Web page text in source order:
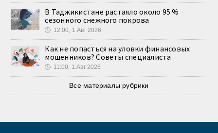
В Таджикистане растаяло около 95 %
сезонного снежного покрова
🕔 12:00, 1.Авг 2026
Как не попасться на уловки финансовых
мошенников? Советы специалиста
🕔 11:00, 1.Авг 2026
Все материалы рубрики